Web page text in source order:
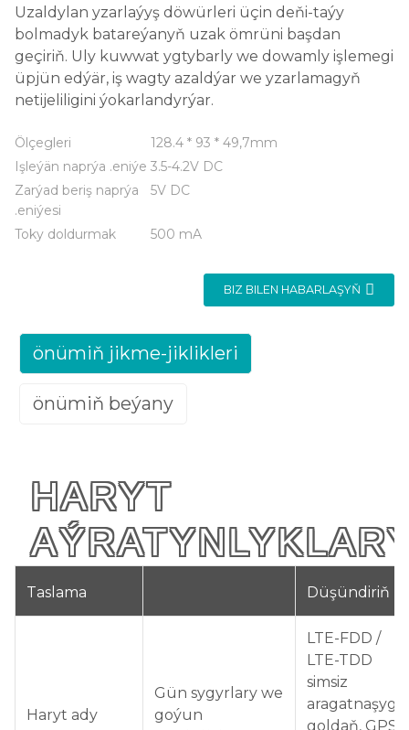
Uzaldylan yzarlaýyş döwürleri üçin deňi-taýy
bolmadyk batareýanyň uzak ömrüni başdan
geçiriň. Uly kuwwat ygtybarly we dowamly işlemegi
üpjün edýär, iş wagty azaldýar we yzarlamagyň
netijeliligini ýokarlandyrýar.
Ölçegleri
128.4 * 93 * 49,7mm
Işleýän naprýa .eniýe 3.5-4.2V DC
Zarýad beriş naprýa
.eniýesi
5V DC
Toky doldurmak 500 mA
BIZ BILEN HABARLAŞYŇ
önümiň jikme-jiklikleri
önümiň beýany
HARYT
Taslama Düşündiriň
Haryt ady
Gün sygyrlary we
goýun
LTE-FDD /
LTE-TDD
simsiz
aragatnaşygy
goldaň, GPS,